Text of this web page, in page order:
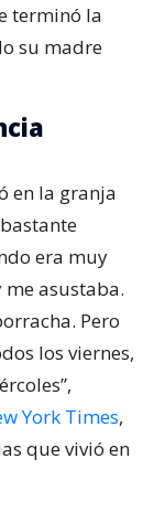
terminó la
su madre
en la granja
era muy
me asustaba.
Pero
los viernes,
York Times,
que vivió en